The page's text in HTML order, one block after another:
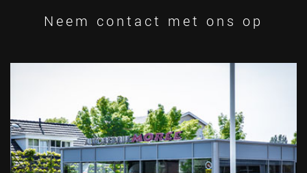
Neem contact met ons op